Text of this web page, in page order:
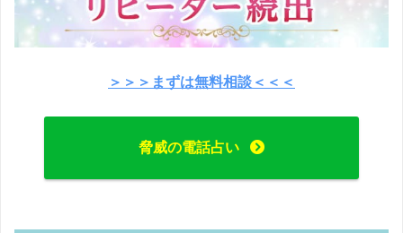
＞＞＞まずは無料相談＜＜＜
脅威の電話占い